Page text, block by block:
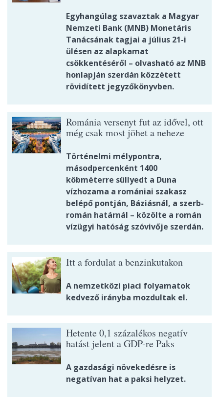
Egyhangúlag szavaztak a Magyar
Nemzeti Bank (MNB) Monetáris
Tanácsának tagjai a július 21-i
ülésen az alapkamat
csökkentéséről – olvasható az MNB
honlapján szerdán közzétett
rövidített jegyzőkönyvben.
Románia versenyt fut az idővel, ott
még csak most jöhet a neheze
Történelmi mélypontra,
másodpercenként 1400
köbméterre süllyedt a Duna
vízhozama a romániai szakasz
belépő pontján, Báziásnál, a szerb-
román határnál – közölte a román
vízügyi hatóság szóvivője szerdán.
Itt a fordulat a benzinkutakon
A nemzetközi piaci folyamatok
kedvező irányba mozdultak el.
Hetente 0,1 százalékos negatív
hatást jelent a GDP-re Paks
A gazdasági növekedésre is
negatívan hat a paksi helyzet.